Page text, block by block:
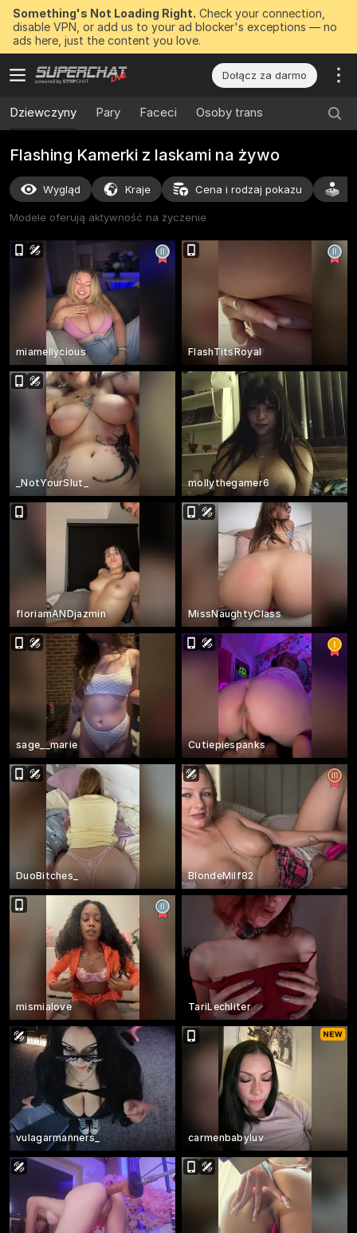
Something's Not Loading Right. Check your connection,
disable VPN, or add us to your ad blocker's exceptions — no
ads here, just the content you love.
Dołącz za darmo
Dziewczyny Pary Faceci Osoby trans
Flashing Kamerki z laskami na żywo
Wygląd Kraje Cena i rodzaj pokazu
Modele oferują aktywność na życzenie
miamellycious FlashTitsRoyal
_NotYourSlut_ mollythegamer6
floriamANDjazmin MissNaughtyClass
sage__marie Cutiepiespanks
DuoBitches_ BlondeMilf82
mismialove TariLechliter
vulagarmanners_ carmenbabyluv